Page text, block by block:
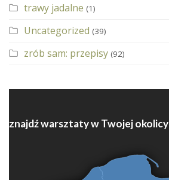
trawy jadalne (1)
Uncategorized (39)
zrób sam: przepisy (92)
znajdź warsztaty w Twojej okolicy